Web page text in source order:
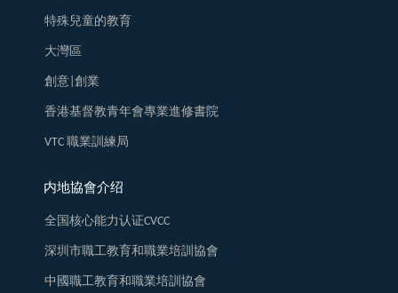
特殊兒童的教育
大灣區
創意|創業
香港基督教青年會專業進修書院
VTC 職業訓練局
内地協會介绍
全国核心能力认证CVCC
深圳市職工教育和職業培訓協會
中國職工教育和職業培訓協會